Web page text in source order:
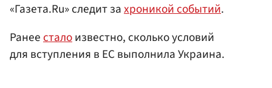
«Газета.Ru» следит захроникой событий.
Ранеесталоизвестно, сколько условий
для вступления в ЕС выполнила Украина.